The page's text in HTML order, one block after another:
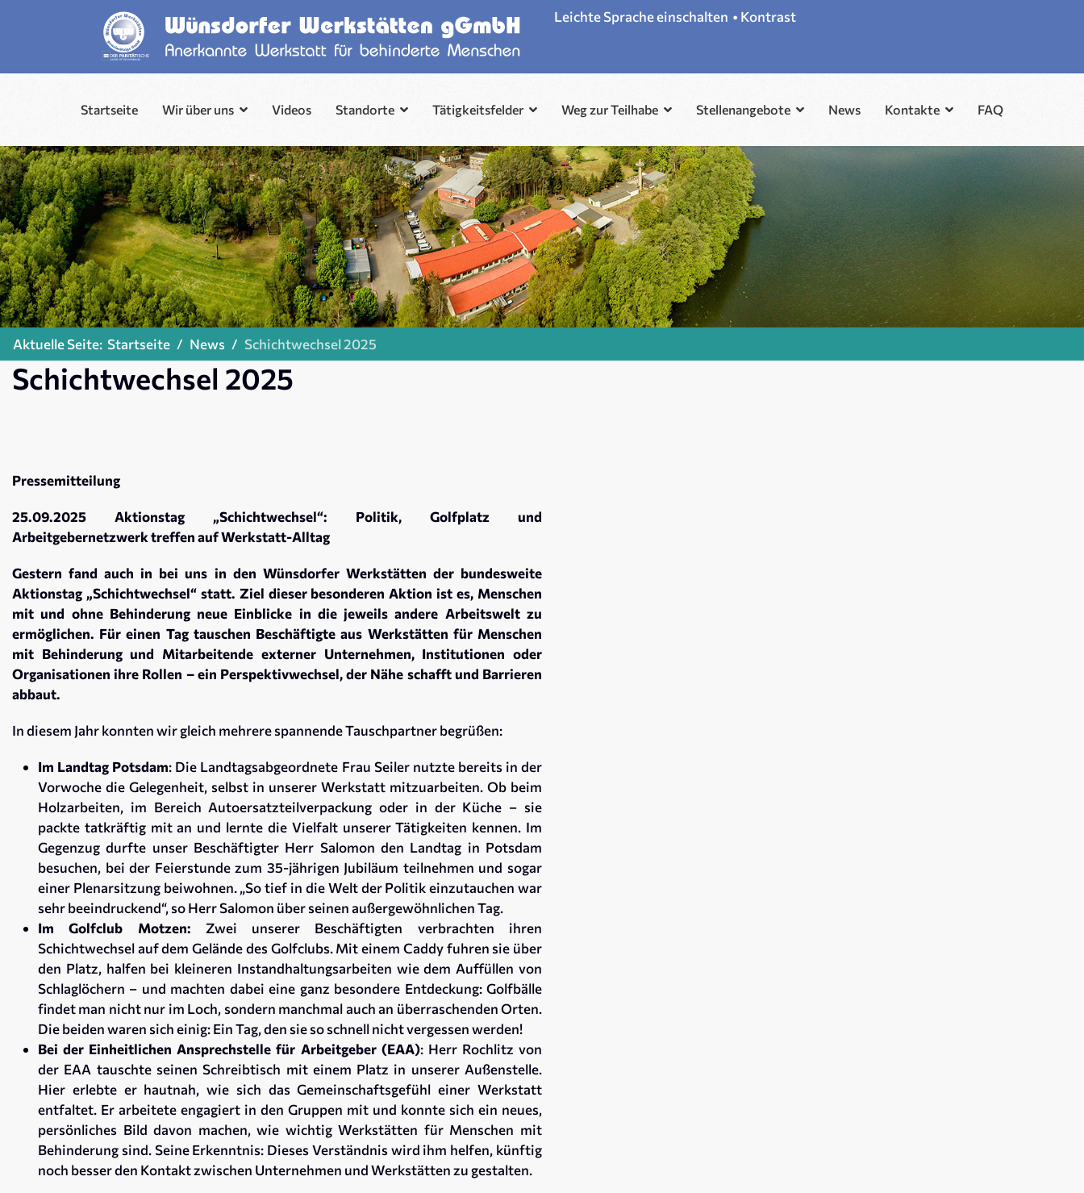
Leichte Sprache einschalten • Kontrast
Startseite Wir über uns Videos Standorte Tätigkeitsfelder Weg zur Teilhabe Stellenangebote News Kontakte FAQ
Aktuelle Seite: Startseite News Schichtwechsel 2025
Schichtwechsel 2025
Pressemitteilung
25.09.2025 Aktionstag „Schichtwechsel“: Politik, Golfplatz und
Arbeitgebernetzwerk treffen auf Werkstatt-Alltag
Gestern fand auch in bei uns in den Wünsdorfer Werkstätten der bundesweite
Aktionstag „Schichtwechsel“ statt. Ziel dieser besonderen Aktion ist es, Menschen
mit und ohne Behinderung neue Einblicke in die jeweils andere Arbeitswelt zu
ermöglichen. Für einen Tag tauschen Beschäftigte aus Werkstätten für Menschen
mit Behinderung und Mitarbeitende externer Unternehmen, Institutionen oder
Organisationen ihre Rollen – ein Perspektivwechsel, der Nähe schafft und Barrieren
abbaut.
In diesem Jahr konnten wir gleich mehrere spannende Tauschpartner begrüßen:
Im Landtag Potsdam: Die Landtagsabgeordnete Frau Seiler nutzte bereits in der
Vorwoche die Gelegenheit, selbst in unserer Werkstatt mitzuarbeiten. Ob beim
Holzarbeiten, im Bereich Autoersatzteilverpackung oder in der Küche – sie
packte tatkräftig mit an und lernte die Vielfalt unserer Tätigkeiten kennen. Im
Gegenzug durfte unser Beschäftigter Herr Salomon den Landtag in Potsdam
besuchen, bei der Feierstunde zum 35-jährigen Jubiläum teilnehmen und sogar
einer Plenarsitzung beiwohnen. „So tief in die Welt der Politik einzutauchen war
sehr beeindruckend“, so Herr Salomon über seinen außergewöhnlichen Tag.
Im Golfclub Motzen: Zwei unserer Beschäftigten verbrachten ihren
Schichtwechsel auf dem Gelände des Golfclubs. Mit einem Caddy fuhren sie über
den Platz, halfen bei kleineren Instandhaltungsarbeiten wie dem Auffüllen von
Schlaglöchern – und machten dabei eine ganz besondere Entdeckung: Golfbälle
findet man nicht nur im Loch, sondern manchmal auch an überraschenden Orten.
Die beiden waren sich einig: Ein Tag, den sie so schnell nicht vergessen werden!
Bei der Einheitlichen Ansprechstelle für Arbeitgeber (EAA): Herr Rochlitz von
der EAA tauschte seinen Schreibtisch mit einem Platz in unserer Außenstelle.
Hier erlebte er hautnah, wie sich das Gemeinschaftsgefühl einer Werkstatt
entfaltet. Er arbeitete engagiert in den Gruppen mit und konnte sich ein neues,
persönliches Bild davon machen, wie wichtig Werkstätten für Menschen mit
Behinderung sind. Seine Erkenntnis: Dieses Verständnis wird ihm helfen, künftig
noch besser den Kontakt zwischen Unternehmen und Werkstätten zu gestalten.